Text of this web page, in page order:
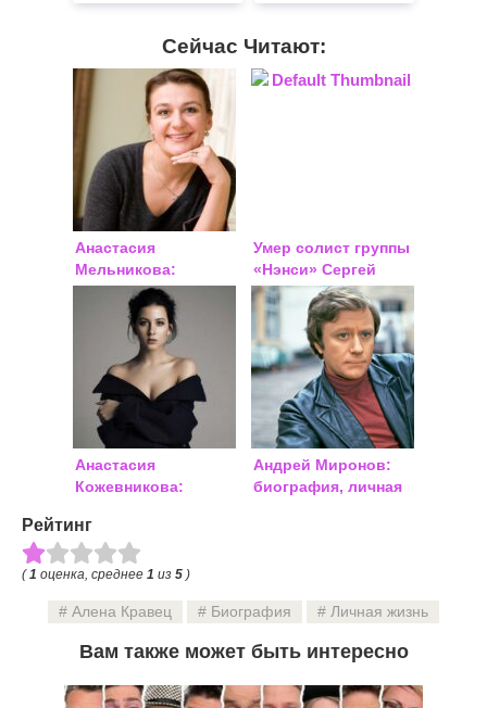
Сейчас Читают:
Анастасия
Мельникова:
биография, личная
жизнь, фото
Умер солист группы
«Нэнси» Сергей
Бондаренко:
причина смерти,
биография
Анастасия
Кожевникова:
жизнь, семья, фото
Андрей Миронов:
биография, личная
Рейтинг
(1 оценка, среднее 1 из 5 )
Алена Кравец Биография Личная жизнь
Вам также может быть интересно